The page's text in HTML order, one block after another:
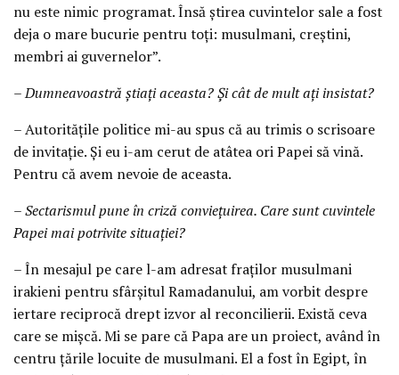
nu este nimic programat. Însă știrea cuvintelor sale a fost
deja o mare bucurie pentru toți: musulmani, creștini,
membri ai guvernelor”.
– Dumneavoastră știați aceasta? Și cât de mult ați insistat?
– Autoritățile politice mi-au spus că au trimis o scrisoare
de invitație. Și eu i-am cerut de atâtea ori Papei să vină.
Pentru că avem nevoie de aceasta.
– Sectarismul pune în criză conviețuirea. Care sunt cuvintele
Papei mai potrivite situației?
– În mesajul pe care l-am adresat fraților musulmani
irakieni pentru sfârșitul Ramadanului, am vorbit despre
iertare reciprocă drept izvor al reconcilierii. Există ceva
care se mișcă. Mi se pare că Papa are un proiect, având în
centru țările locuite de musulmani. El a fost în Egipt, în